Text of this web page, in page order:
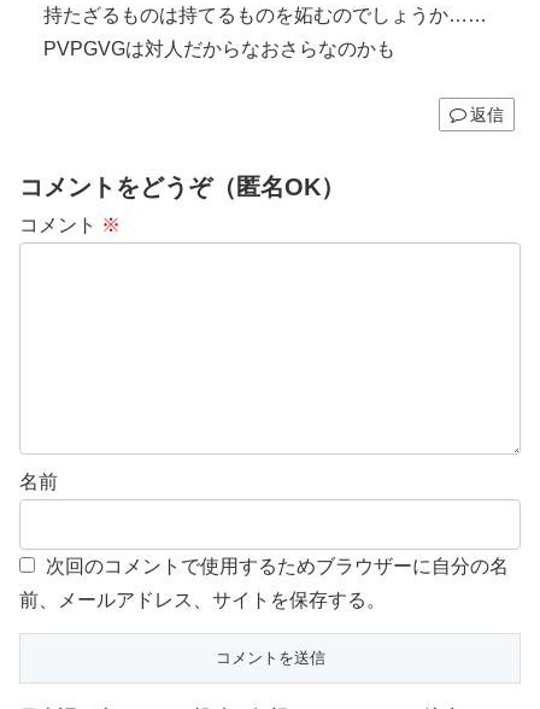
持たざるものは持てるものを妬むのでしょうか……
PVPGVGは対人だからなおさらなのかも
返信
コメントをどうぞ（匿名OK）
コメント ※
名前
次回のコメントで使用するためブラウザーに自分の名
前、メールアドレス、サイトを保存する。